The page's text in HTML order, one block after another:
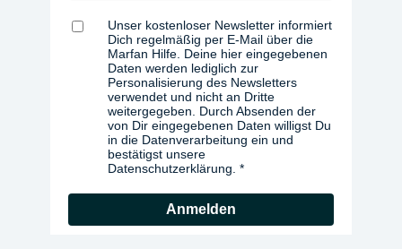
Unser kostenloser Newsletter informiert
Dich regelmäßig per E-Mail über die
Marfan Hilfe. Deine hier eingegebenen
Daten werden lediglich zur
Personalisierung des Newsletters
verwendet und nicht an Dritte
weitergegeben. Durch Absenden der
von Dir eingegebenen Daten willigst Du
in die Datenverarbeitung ein und
bestätigst unsere
Datenschutzerklärung.
Anmelden